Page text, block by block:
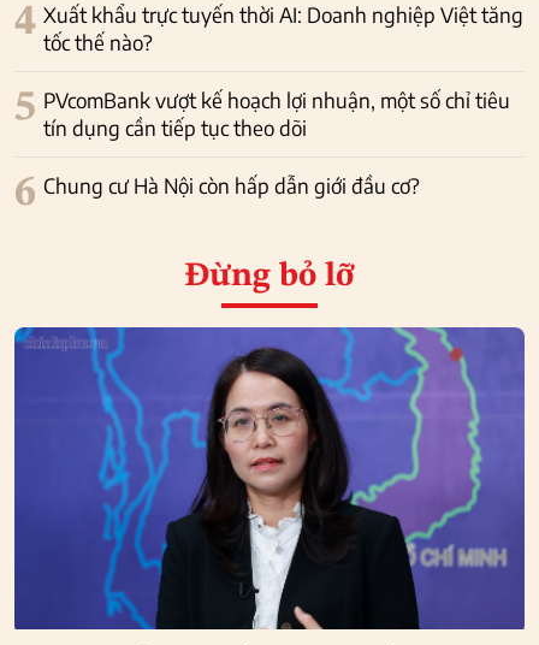
4 Xuất khẩu trực tuyến thời AI: Doanh nghiệp Việt tăng
tốc thế nào?
5 PVcomBank vượt kế hoạch lợi nhuận, một số chỉ tiêu
tín dụng cần tiếp tục theo dõi
6 Chung cư Hà Nội còn hấp dẫn giới đầu cơ?
Đừng bỏ lỡ